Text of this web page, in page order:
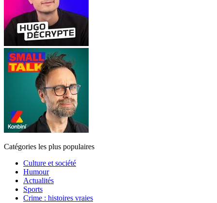
Catégories les plus populaires
Culture et société
Humour
Actualités
Sports
Crime : histoires vraies